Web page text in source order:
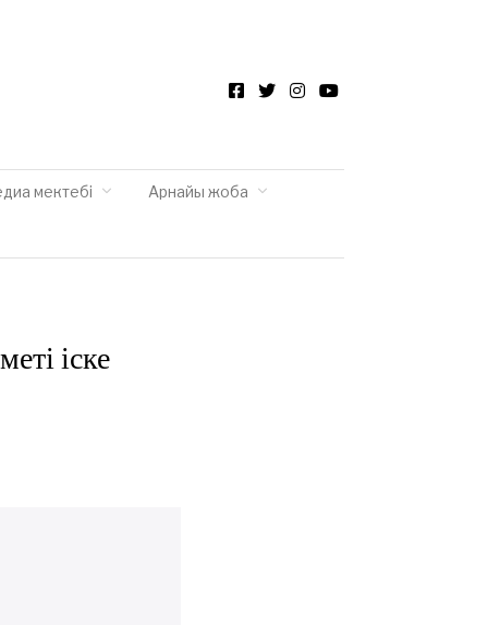
мектебі Арнайы жоба
іске